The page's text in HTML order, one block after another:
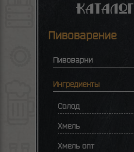
Каталог
Пивоварение
Пивоварни
Ингредиенты
Солод
Хмель
Хмель опт